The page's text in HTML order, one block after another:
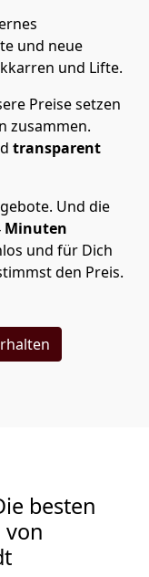
und neue
und Lifte.
Preise setzen
zusammen.
transparent
Und die
Minuten
und für Dich
den Preis.
besten
von